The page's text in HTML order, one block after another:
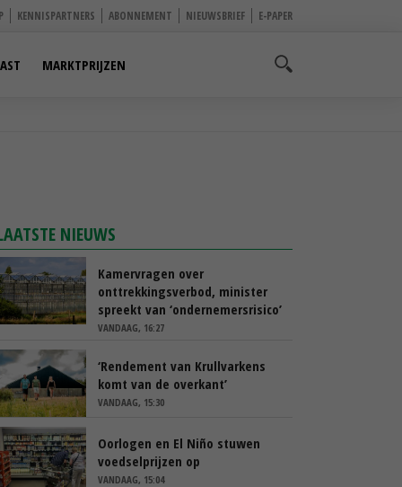
KENNISPARTNERS ABONNEMENT NIEUWSBRIEF E-PAPER
MARKTPRIJZEN
NIEUWS
Kamervragen over
onttrekkingsverbod, minister
spreekt van ‘ondernemersrisico’
VANDAAG, 16:27
‘Rendement van Krullvarkens
komt van de overkant’
VANDAAG, 15:30
Oorlogen en El Niño stuwen
voedselprijzen op
VANDAAG, 15:04